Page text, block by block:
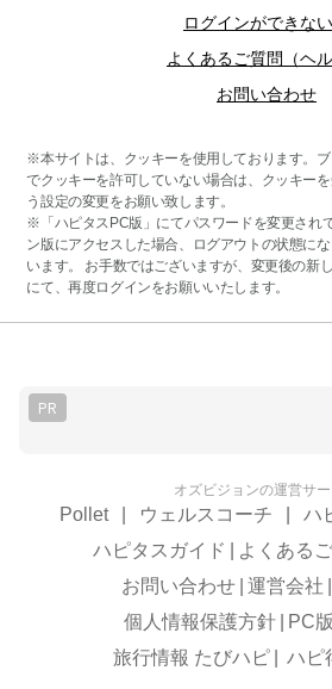
ログインができな
よくあるご質問（ヘル
お問い合わせ
※本サイトは、クッキーを使用しております。
でクッキーを許可していない場合は、クッキー
う設定の変更をお願い致します。
※「ハピタスPC版」にてパスワードを変更され
ン版にアクセスした場合、ログアウトの状態に
います。 お手数ではございますが、変更後の新
にて、再度ログインをお願いいたします。
PR
オズビジョンの運営サ
Pollet ウェルスコーチ
ハ
ハピタスガイド
よくある
お問い合わせ 運営会社
個人情報保護方針
PC
旅行情報 たびハピ
ハピ